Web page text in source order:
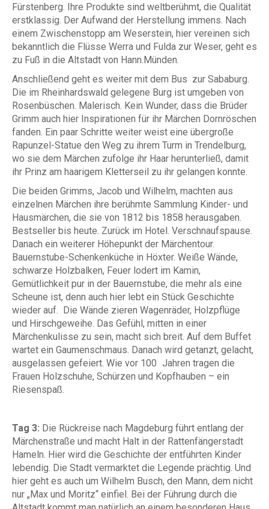
Fürstenberg. Ihre Produkte sind weltberühmt, die Qualität
erstklassig. Der Aufwand der Herstellung immens. Nach
einem Zwischenstopp am Weserstein, hier vereinen sich
bekanntlich die Flüsse Werra und Fulda zur Weser, geht es
zu Fuß in die Altstadt von Hann.Münden.
Anschließend geht es weiter mit dem Bus zur Sababurg.
Die im Rheinhardswald gelegene Burg ist umgeben von
Rosenbüschen. Malerisch. Kein Wunder, dass die Brüder
Grimm auch hier Inspirationen für ihr Märchen Dornröschen
fanden. Ein paar Schritte weiter weist eine übergroße
Rapunzel-Statue den Weg zu ihrem Turm in Trendelburg,
wo sie dem Märchen zufolge ihr Haar herunterließ, damit
ihr Prinz am haarigem Kletterseil zu ihr gelangen konnte.
Die beiden Grimms, Jacob und Wilhelm, machten aus
einzelnen Märchen ihre berühmte Sammlung Kinder- und
Hausmärchen, die sie von 1812 bis 1858 herausgaben.
Bestseller bis heute. Zurück im Hotel. Verschnaufspause.
Danach ein weiterer Höhepunkt der Märchentour.
Bauernstube-Schenkenküche in Höxter. Weiße Wände,
schwarze Holzbalken, Feuer lodert im Kamin,
Gemütlichkeit pur in der Bauernstube, die mehr als eine
Scheune ist, denn auch hier lebt ein Stück Geschichte
wieder auf. Die Wände zieren Wagenräder, Holzpflüge
und Hirschgeweihe. Das Gefühl, mitten in einer
Märchenkulisse zu sein, macht sich breit. Auf dem Buffet
wartet ein Gaumenschmaus. Danach wird getanzt, gelacht,
ausgelassen gefeiert. Wie vor 100 Jahren tragen die
Frauen Holzschuhe, Schürzen und Kopfhauben – ein
Riesenspaß.
Tag 3: Die Rückreise nach Magdeburg führt entlang der
Märchenstraße und macht Halt in der Rattenfängerstadt
Hameln. Hier wird die Geschichte der entführten Kinder
lebendig. Die Stadt vermarktet die Legende prächtig. Und
hier geht es auch um Wilhelm Busch, den Mann, dem nicht
nur „Max und Moritz“ einfiel. Bei der Führung durch die